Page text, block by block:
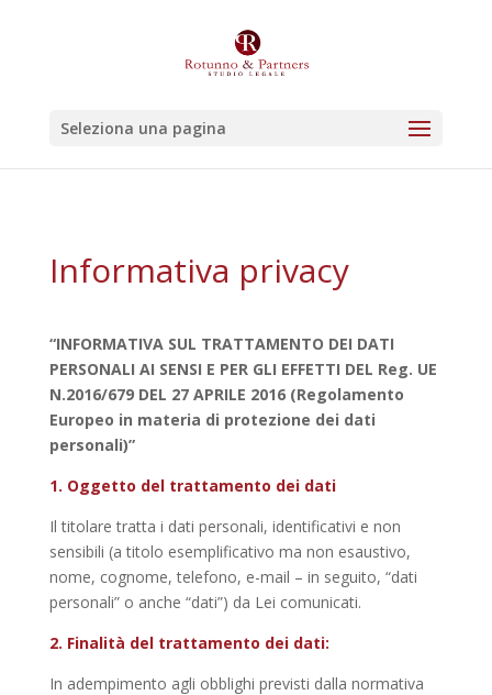
Seleziona una pagina
Informativa privacy
“INFORMATIVA SUL TRATTAMENTO DEI DATI
PERSONALI AI SENSI E PER GLI EFFETTI DEL Reg. UE
N.2016/679 DEL 27 APRILE 2016 (Regolamento
Europeo in materia di protezione dei dati
personali)”
1. Oggetto del trattamento dei dati
Il titolare tratta i dati personali, identificativi e non
sensibili (a titolo esemplificativo ma non esaustivo,
nome, cognome, telefono, e-mail – in seguito, “dati
personali” o anche “dati”) da Lei comunicati.
2. Finalità del trattamento dei dati:
In adempimento agli obblighi previsti dalla normativa